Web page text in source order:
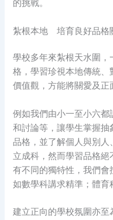
的挑戰。
紮根本地 培育良好品格
學校多年來紮根天水圍
格，學習珍視本地傳統
價值觀，方能將關愛及正
例如我們由小一至小六
和討論等，讓學生掌握
品格，並了解個人與別
立成科，然而學習品格絕
有不同的獨特性，我們
如數學科講求精準；體育
建立正向的學校氛圍亦至